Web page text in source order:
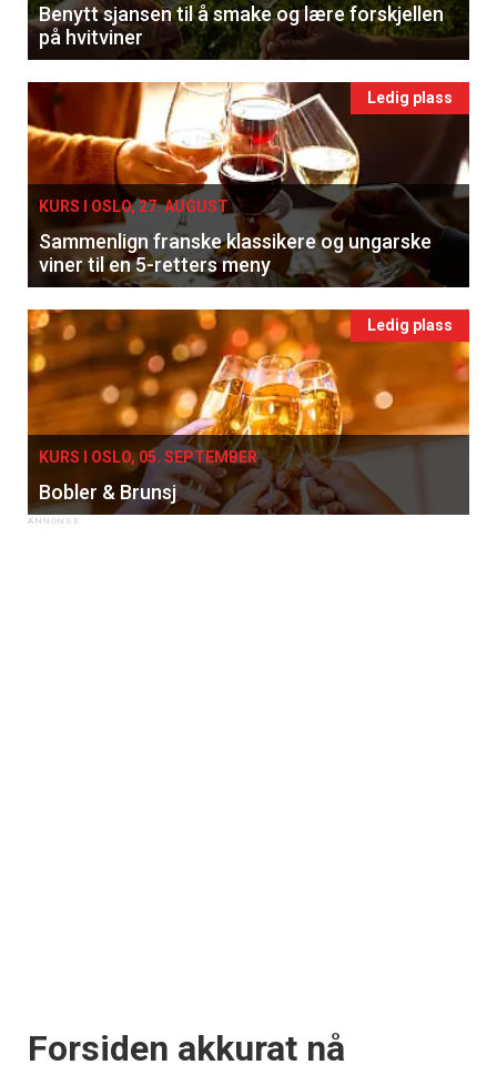
Benytt sjansen til å smake og lære forskjellen
på hvitviner
Ledig plass
KURS I OSLO, 27. AUGUST
Sammenlign franske klassikere og ungarske
viner til en 5-retters meny
Ledig plass
KURS I OSLO, 05. SEPTEMBER
Bobler & Brunsj
Forsiden akkurat nå